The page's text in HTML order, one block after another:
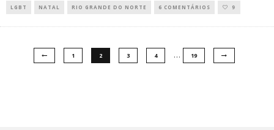
LGBT NATAL RIO GRANDE DO NORTE 6 COMENTÁRIOS 9
1 2 3 4 … 19